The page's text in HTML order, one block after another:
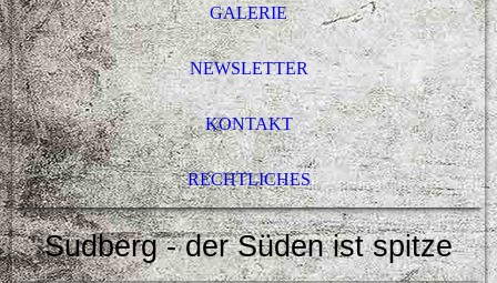
GALERIE
NEWSLETTER
KONTAKT
RECHTLICHES
Sudberg - der Süden ist spitze